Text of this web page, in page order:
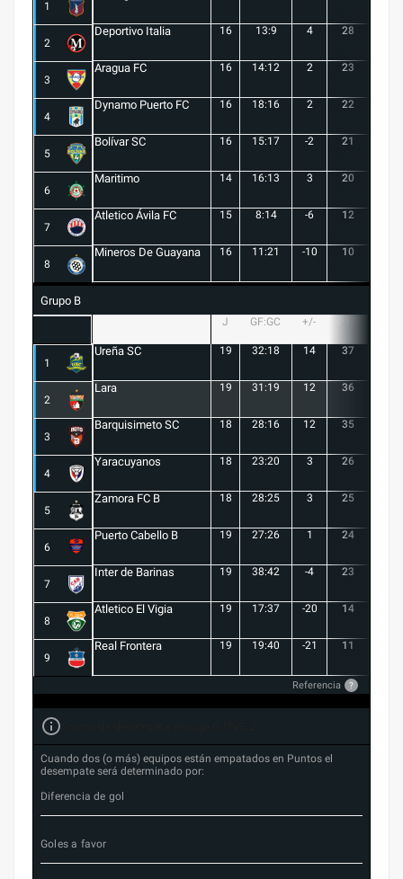
1
2
Deportivo Italia 16 13:9 4 28
3
Aragua FC 16 14:12 2 23
4
Dynamo Puerto FC 16 18:16 2 22
5
Bolívar SC 16 15:17 -2 21
6
Maritimo 14 16:13 3 20
7
Atletico Ávila FC 15 8:14 -6 12
8
Mineros De Guayana 16 11:21 -10 10
Grupo B
J GF:GC +/-
1
Ureña SC 19 32:18 14 37
2
Lara 19 31:19 12 36
3
Barquisimeto SC 18 28:16 12 35
4
Yaracuyanos 18 23:20 3 26
5
Zamora FC B 18 28:25 3 25
6
Puerto Cabello B 19 27:26 1 24
7
Inter de Barinas 19 38:42 -4 23
8
Atletico El Vigia 19 17:37 -20 14
9
Real Frontera 19 19:40 -21 11
Referencia ?
Cuando dos (o más) equipos están empatados en Puntos el
desempate será determinado por:
Diferencia de gol
Goles a favor